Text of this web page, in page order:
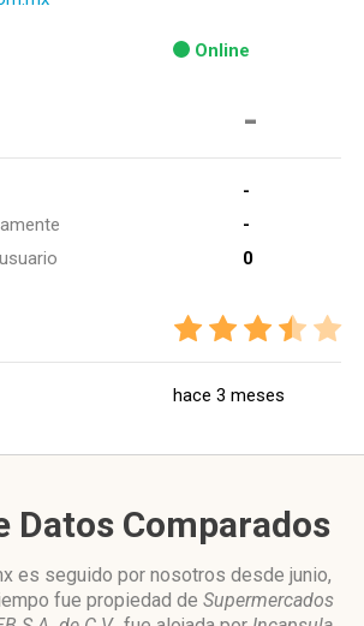
Online
-
-
-
0
hace 3 meses
Datos Comparados
es seguido por nosotros desde junio,
fue propiedad de Supermercados